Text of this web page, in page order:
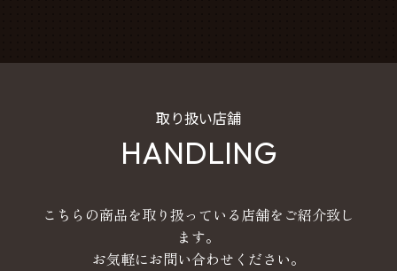
取り扱い店舗
HANDLING
こちらの商品を取り扱っている店舗をご紹介致し
ます。
お気軽にお問い合わせください。